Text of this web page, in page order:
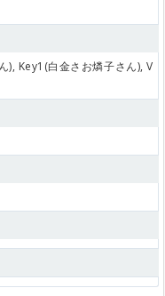
), Key1(白金さお燐子さん), V